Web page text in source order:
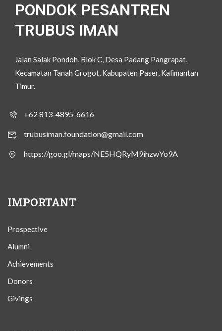
PONDOK PESANTREN
TRUBUS IMAN
Jalan Salak Pondoh, Blok C, Desa Padang Pangrapat,
Kecamatan Tanah Grogot, Kabupaten Paser, Kalimantan
Timur.
+62 813-4895-6616
trubusiman.foundation@gmail.com
https://goo.gl/maps/NE5HQRyM9ihzwYo9A
IMPORTANT
Prospective
Alumni
Achievements
Donors
Givings